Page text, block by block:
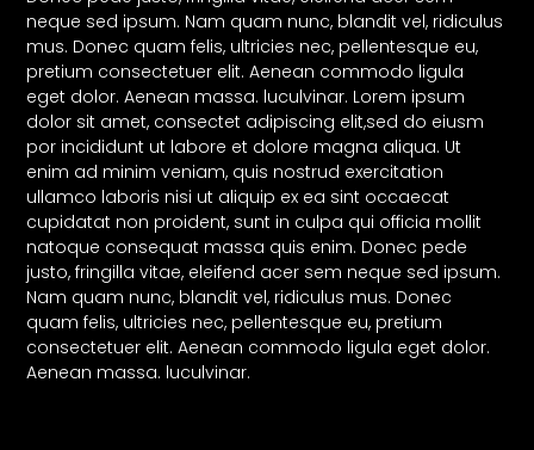
neque sed ipsum. Nam quam nunc, blandit vel, ridiculus
mus. Donec quam felis, ultricies nec, pellentesque eu,
pretium consectetuer elit. Aenean commodo ligula
eget dolor. Aenean massa. luculvinar. Lorem ipsum
dolor sit amet, consectet adipiscing elit,sed do eiusm
por incididunt ut labore et dolore magna aliqua. Ut
enim ad minim veniam, quis nostrud exercitation
ullamco laboris nisi ut aliquip ex ea sint occaecat
cupidatat non proident, sunt in culpa qui officia mollit
natoque consequat massa quis enim. Donec pede
justo, fringilla vitae, eleifend acer sem neque sed ipsum.
Nam quam nunc, blandit vel, ridiculus mus. Donec
quam felis, ultricies nec, pellentesque eu, pretium
consectetuer elit. Aenean commodo ligula eget dolor.
Aenean massa. luculvinar.